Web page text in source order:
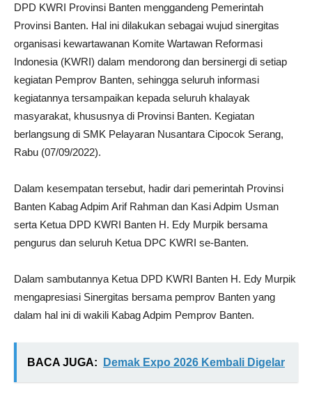
DPD KWRI Provinsi Banten menggandeng Pemerintah
Provinsi Banten. Hal ini dilakukan sebagai wujud sinergitas
organisasi kewartawanan Komite Wartawan Reformasi
Indonesia (KWRI) dalam mendorong dan bersinergi di setiap
kegiatan Pemprov Banten, sehingga seluruh informasi
kegiatannya tersampaikan kepada seluruh khalayak
masyarakat, khususnya di Provinsi Banten. Kegiatan
berlangsung di SMK Pelayaran Nusantara Cipocok Serang,
Rabu (07/09/2022).
Dalam kesempatan tersebut, hadir dari pemerintah Provinsi
Banten Kabag Adpim Arif Rahman dan Kasi Adpim Usman
serta Ketua DPD KWRI Banten H. Edy Murpik bersama
pengurus dan seluruh Ketua DPC KWRI se-Banten.
Dalam sambutannya Ketua DPD KWRI Banten H. Edy Murpik
mengapresiasi Sinergitas bersama pemprov Banten yang
dalam hal ini di wakili Kabag Adpim Pemprov Banten.
BACA JUGA: Demak Expo 2026 Kembali Digelar